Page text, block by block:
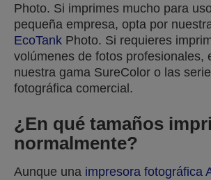
Photo. Si imprimes mucho para
pequeña empresa, opta por
EcoTank Photo. Si requieres
volúmenes de fotos profesionales,
nuestra gama SureColor o las
fotográfica comercial.
¿En qué tamaños
normalmente?
Aunque una impresora fotográfica